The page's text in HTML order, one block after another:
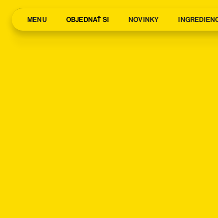
MENU OBJEDNAŤ SI NOVINKY